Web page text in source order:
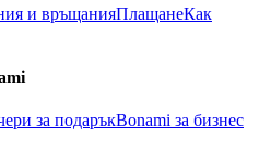
и връщанияПлащанеКак
за подаръкBonami за бизнес